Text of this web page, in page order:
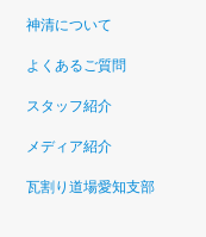
神清について
よくあるご質問
スタッフ紹介
メディア紹介
瓦割り道場愛知支部